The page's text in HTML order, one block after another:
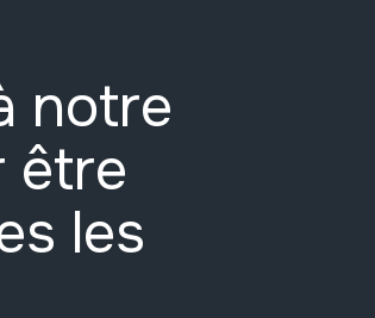
notre
être
les